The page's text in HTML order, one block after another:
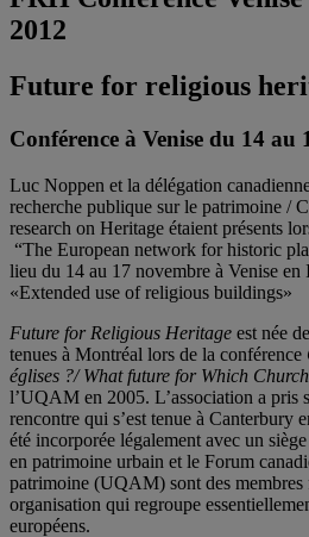
2012
Future for religious
Conférence à Venise du 14 au
Luc Noppen et la délégation
recherche publique sur le patrimoine /
research on Heritage étaient présents
“The European network for historic
lieu du 14 au 17 novembre à Venise en
«Extended use of religious buildings»
Future for Religious Heritage est née
tenues à Montréal lors de la conférence
églises ?/ What future for Which
l’UQAM en 2005. L’association a pris
rencontre qui s’est tenue à Canterbury
été incorporée légalement avec un
en patrimoine urbain et le Forum
patrimoine (UQAM) sont des membres
organisation qui regroupe
européens.